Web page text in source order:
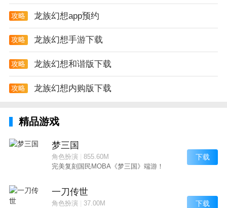
攻略 龙族幻想app预约
攻略 龙族幻想手游下载
攻略 龙族幻想和谐版下载
攻略 龙族幻想内购版下载
精品游戏
梦三国
角色扮演| 855.60M
完美复刻国民MOBA《梦三国》端游！
下载
一刀传世
角色扮演| 37.00M
下载